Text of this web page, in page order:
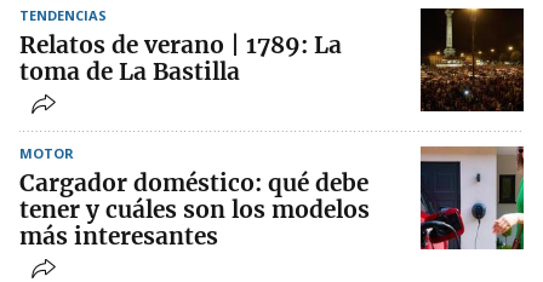
TENDENCIAS
Relatos de verano | 1789: La
toma de La Bastilla
MOTOR
Cargador doméstico: qué debe
tener y cuáles son los modelos
más interesantes